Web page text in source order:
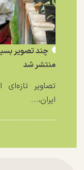
چند تصویر
منتشر شد
تصاویر تازه‌ای
ایران،...